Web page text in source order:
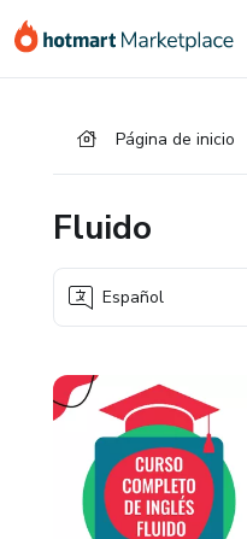
Página de inicio
Fluido
Español